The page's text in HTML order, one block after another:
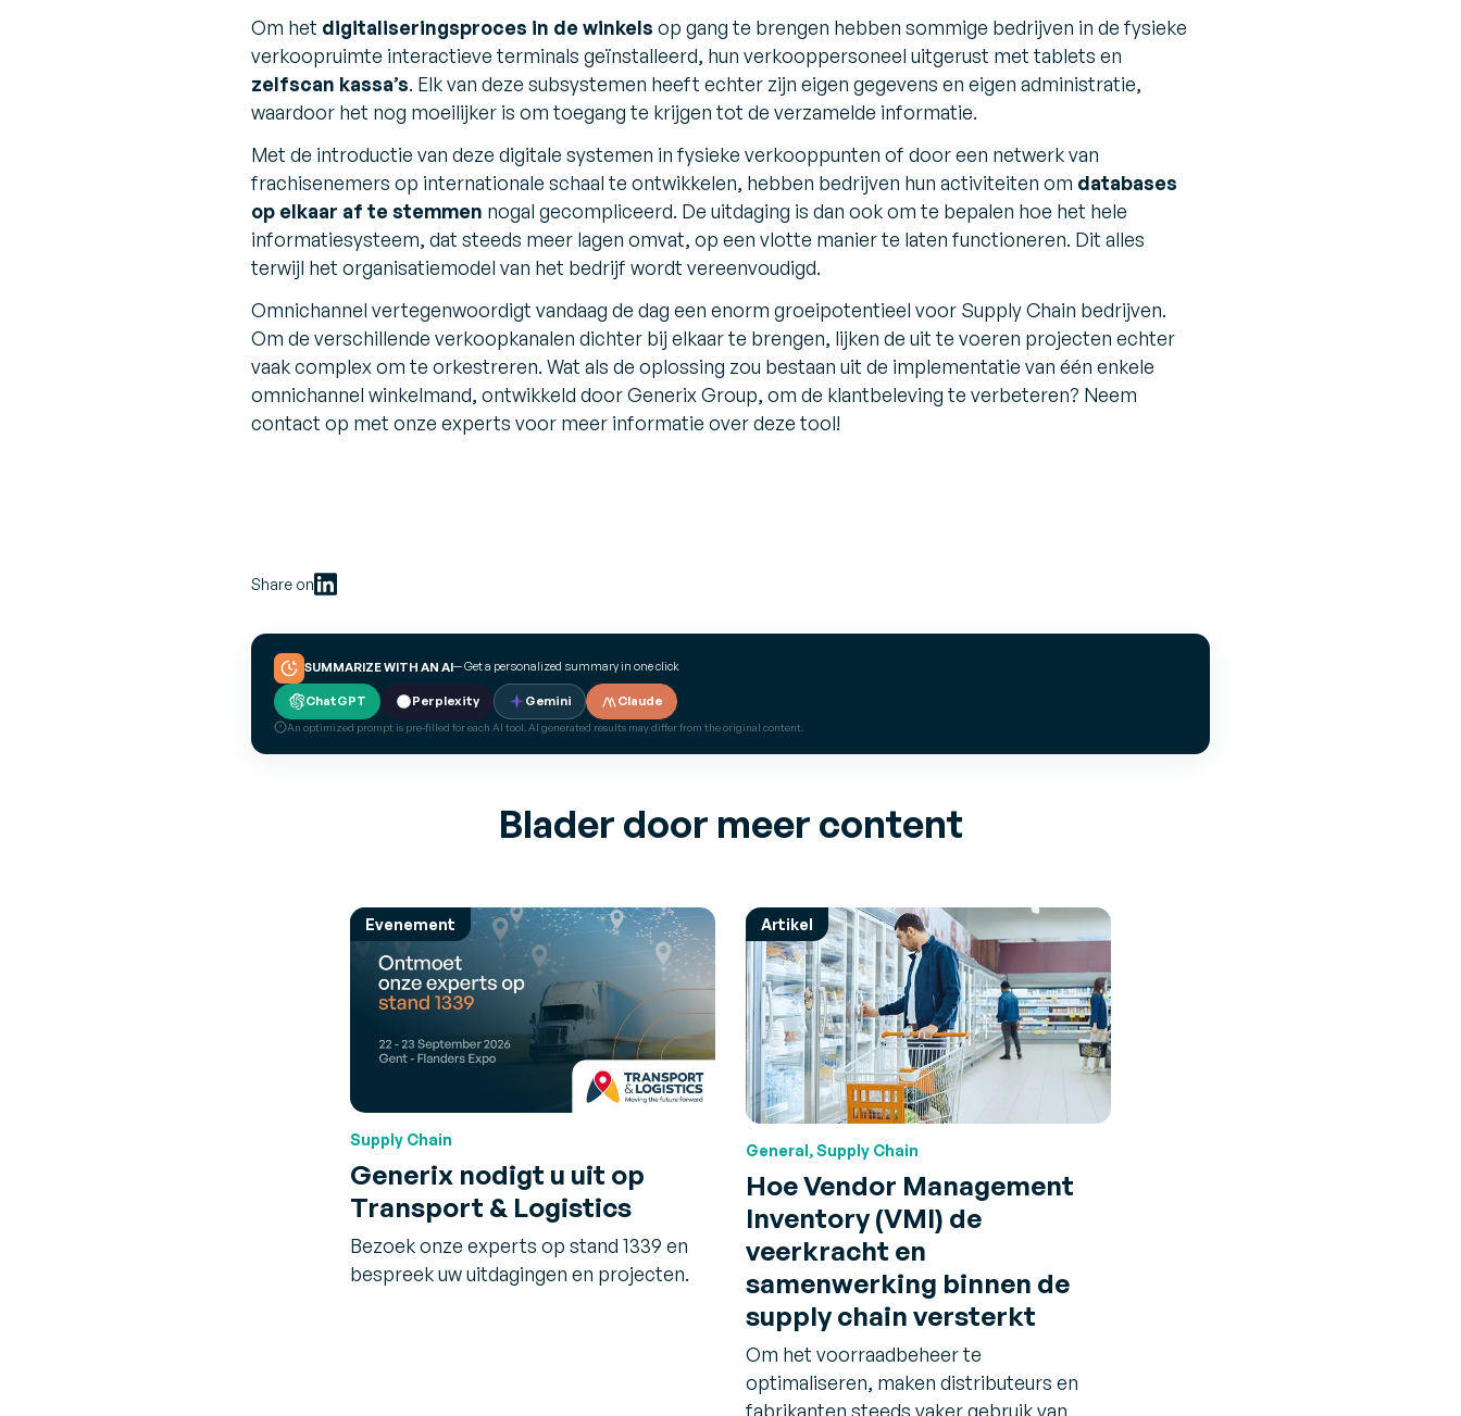
Om het digitaliseringsproces in de winkels op gang te brengen hebben sommige bedrijven in de fysieke
verkoopruimte interactieve terminals geïnstalleerd, hun verkooppersoneel uitgerust met tablets en
zelfscan kassa’s. Elk van deze subsystemen heeft echter zijn eigen gegevens en eigen administratie,
waardoor het nog moeilijker is om toegang te krijgen tot de verzamelde informatie.
Met de introductie van deze digitale systemen in fysieke verkooppunten of door een netwerk van
frachisenemers op internationale schaal te ontwikkelen, hebben bedrijven hun activiteiten om databases
op elkaar af te stemmen nogal gecompliceerd. De uitdaging is dan ook om te bepalen hoe het hele
informatiesysteem, dat steeds meer lagen omvat, op een vlotte manier te laten functioneren. Dit alles
terwijl het organisatiemodel van het bedrijf wordt vereenvoudigd.
Omnichannel vertegenwoordigt vandaag de dag een enorm groeipotentieel voor Supply Chain bedrijven.
Om de verschillende verkoopkanalen dichter bij elkaar te brengen, lijken de uit te voeren projecten echter
vaak complex om te orkestreren. Wat als de oplossing zou bestaan uit de implementatie van één enkele
omnichannel winkelmand, ontwikkeld door Generix Group, om de klantbeleving te verbeteren? Neem
contact op met onze experts voor meer informatie over deze tool!
Share on
SUMMARIZE WITH AN AI— Get a personalized summary in one click
ChatGPT Perplexity Gemini Claude
An optimized prompt is pre-filled for each AI tool. AI generated results may differ from the original content.
Blader door meer content
Evenement
Supply Chain
Generix nodigt u uit op
Transport & Logistics
Bezoek onze experts op stand 1339 en
bespreek uw uitdagingen en projecten.
Artikel
General, Supply Chain
Hoe Vendor Management
Inventory (VMI) de
veerkracht en
samenwerking binnen de
supply chain versterkt
Om het voorraadbeheer te
optimaliseren, maken distributeurs en
fabrikanten steeds vaker gebruik van